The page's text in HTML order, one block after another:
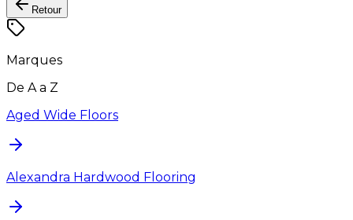
Retour
Marques
De A a Z
Aged Wide Floors
Alexandra Hardwood Flooring